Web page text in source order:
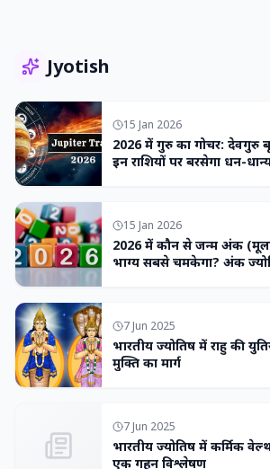
Jyotish
15 Jan 2026
2026 में गुरु का गोचर: देवगुरु
इन राशियों पर बरसेगा धन-
15 Jan 2026
2026 में कौन से जन्म अंक
भाग्य सबसे चमकेगा? अंक
7 Jun 2025
भारतीय ज्योतिष में राहु की
मुक्ति का मार्ग
7 Jun 2025
भारतीय ज्योतिष में कर्मिक
एक गहन विश्लेषण